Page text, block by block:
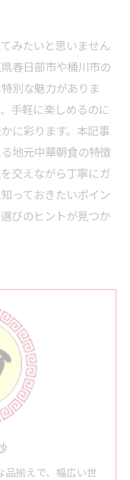
みたいと思いません
春日部市や桶川市の
別な魅力がありま
手軽に楽しめるのに
に彩ります。本記事
地元中華朝食の特徴
交えながら丁寧にガ
っておきたいポイン
びのヒントが見つか
品揃えで、幅広い世